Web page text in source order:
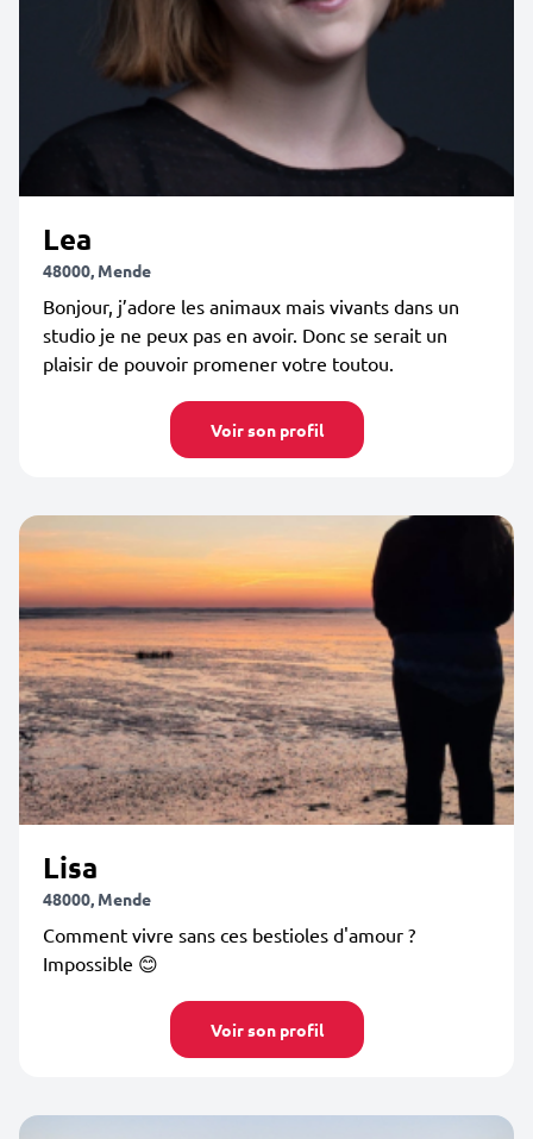
Lea
48000, Mende
Bonjour, j’adore les animaux mais vivants dans un
studio je ne peux pas en avoir. Donc se serait un
plaisir de pouvoir promener votre toutou.
Voir son profil
Lisa
48000, Mende
Comment vivre sans ces bestioles d'amour ?
Impossible 😊
Voir son profil